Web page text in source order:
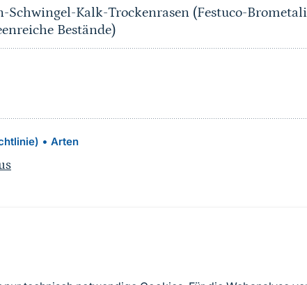
Schwingel-Kalk-Trockenrasen (Festuco-
Bestände)
• Arten